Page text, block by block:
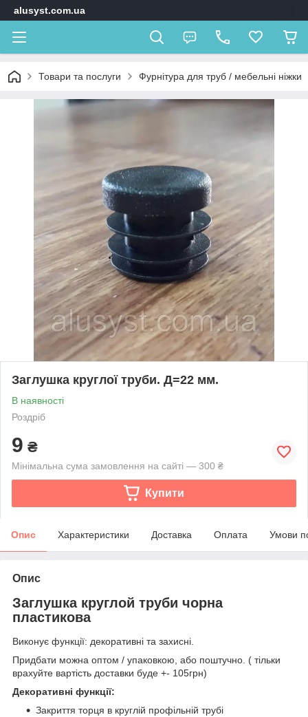
alusyst.com.ua
Товари та послуги Фурнітура для труб / мебельні ніжки
Заглушка круглої труби. Д=22 мм.
В наявності
Роздріб
9 ₴
Мінімальна сума замовлення на сайті — 300 ₴
Купити
Опис Характеристики Доставка Оплата Умови
Опис
Заглушка круглой труби чорна
пластикова
Виконує функції: декоративні та захисні.
Придбати можна оптом / упаковкою, або поштучно. ( тільки
врахуйте вартість доставки буде +- 105грн)
Декоративні функції:
Закриття торця в круглій профільній трубі